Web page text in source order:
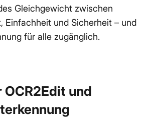
Gleichgewicht zwischen
Einfachheit und Sicherheit – und
für alle zugänglich.
OCR2Edit und